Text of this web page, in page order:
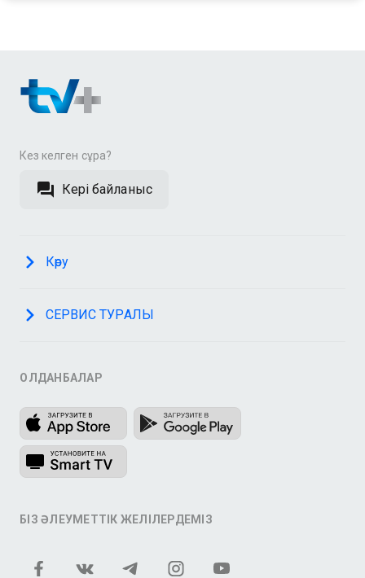
Кез келген сұрақ?
Кері байланыс
Көру
СЕРВИС ТУРАЛЫ
ҚОЛДАНБАЛАР
БІЗ ӘЛЕУМЕТТІК ЖЕЛІЛЕРДЕМІЗ